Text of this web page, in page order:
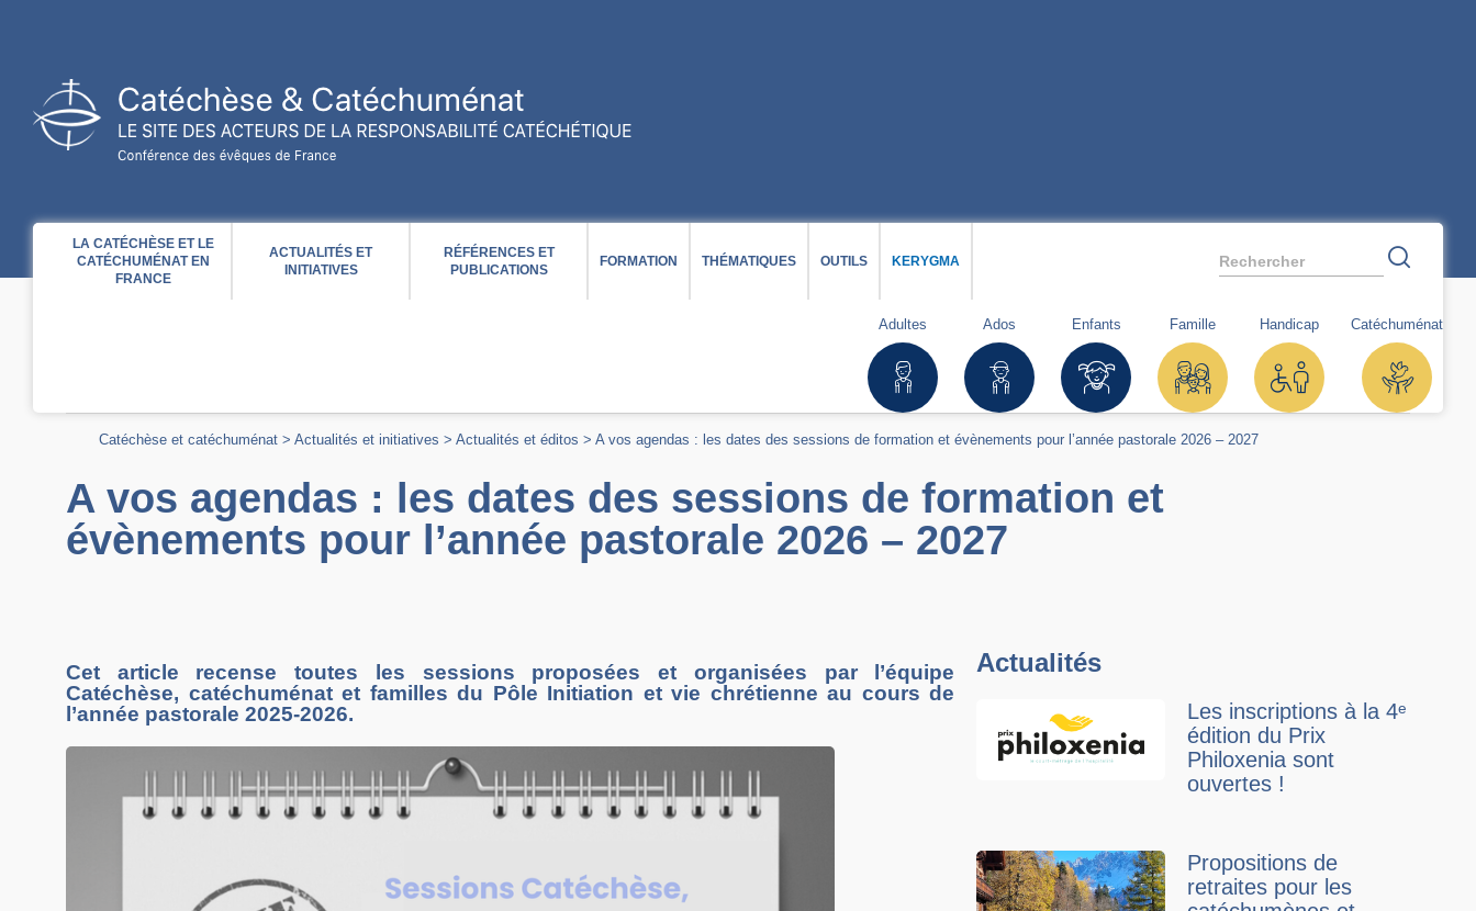
Rechercher
LA CATÉCHÈSE ET LE
CATÉCHUMÉNAT EN
FRANCE
ACTUALITÉS ET
INITIATIVES
RÉFÉRENCES ET
PUBLICATIONS
FORMATION THÉMATIQUES OUTILS KERYGMA
Adultes Ados Enfants Famille Handicap Catéchuménat
Catéchèse et catéchuménat > Actualités et initiatives > Actualités et éditos > A vos agendas : les dates des sessions de formation et évènements pour l’année pastorale 2026 – 2027
A vos agendas : les dates des sessions de formation et
évènements pour l’année pastorale 2026 – 2027
Cet article recense toutes les sessions proposées et organisées par l’équipe
Catéchèse, catéchuménat et familles du Pôle Initiation et vie chrétienne au cours de
l’année pastorale 2025-2026.
Actualités
Les inscriptions à la 4ᵉ
édition du Prix
Philoxenia sont
ouvertes !
Propositions de
retraites pour les